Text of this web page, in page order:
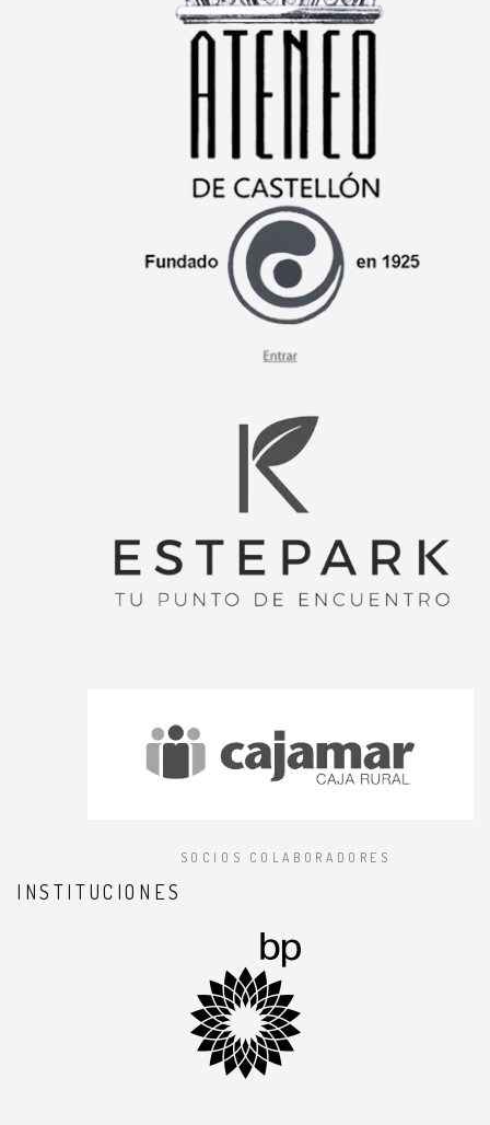
SOCIOS COLABORADORES
INSTITUCIONES